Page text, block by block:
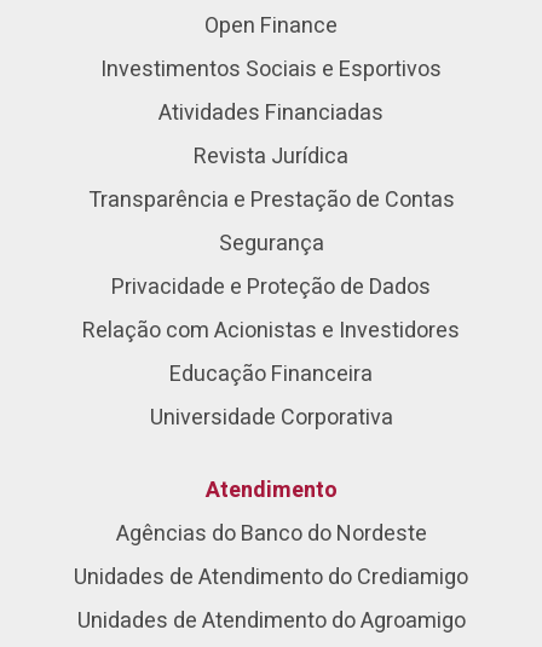
Open Finance
Investimentos Sociais e Esportivos
Atividades Financiadas
Revista Jurídica
Transparência e Prestação de Contas
Segurança
Privacidade e Proteção de Dados
Relação com Acionistas e Investidores
Educação Financeira
Universidade Corporativa
Atendimento
Agências do Banco do Nordeste
Unidades de Atendimento do Crediamigo
Unidades de Atendimento do Agroamigo